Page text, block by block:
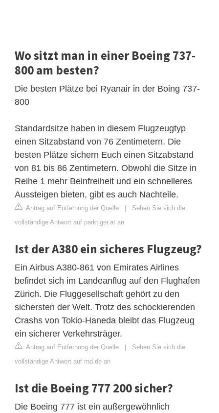
Wo sitzt man in einer Boeing 737-
800 am besten?
Die besten Plätze bei Ryanair in der Boing 737-
800
Standardsitze haben in diesem Flugzeugtyp
einen Sitzabstand von 76 Zentimetern. Die
besten Plätze sichern Euch einen Sitzabstand
von 81 bis 86 Zentimetern. Obwohl die Sitze in
Reihe 1 mehr Beinfreiheit und ein schnelleres
Aussteigen bieten, gibt es auch Nachteile.
Antrag auf Entfernung der Quelle | Sehen Sie sich die
vollständige Antwort auf parktiger.at an
Ist der A380 ein sicheres Flugzeug?
Ein Airbus A380-861 von Emirates Airlines
befindet sich im Landeanflug auf den Flughafen
Zürich. Die Fluggesellschaft gehört zu den
sichersten der Welt. Trotz des schockierenden
Crashs von Tokio-Haneda bleibt das Flugzeug
ein sicherer Verkehrsträger.
Antrag auf Entfernung der Quelle | Sehen Sie sich die
vollständige Antwort auf rnd.de an
Ist die Boeing 777 200 sicher?
Die Boeing 777 ist ein außergewöhnlich